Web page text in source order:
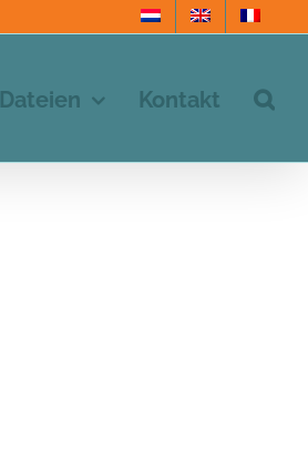
Dateien Kontakt